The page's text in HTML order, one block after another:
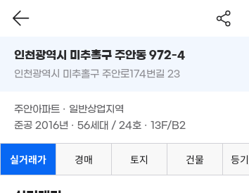
인천광역시 미추홀구 주안동 972-4
인천광역시 미추홀구 주안로174번길 23
주안아파트 · 일반상업지역
준공 2016년 · 56세대 / 24호 · 13F/B2
실거래가 경매 토지 건물 등